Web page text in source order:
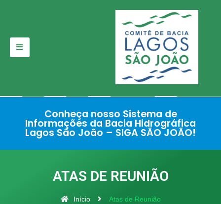
para
Conheça nosso Sistema de
Informações da Bacia Hidrográfica
Lagos São João – SIGA SÃO JOÃO!
ATAS DE REUNIÃO
Início Atas de Reunião